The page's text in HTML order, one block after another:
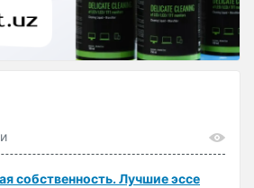
собственность. Лучшие эссе